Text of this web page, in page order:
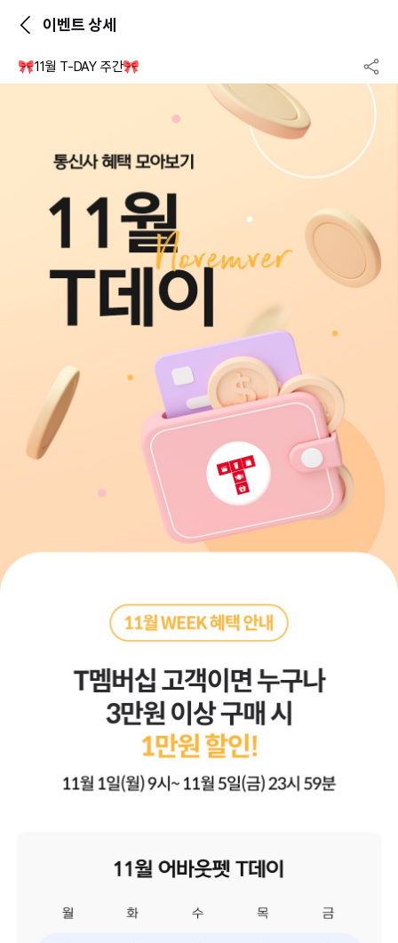
이벤트 상세
🎀11월 T-DAY 주간🎀